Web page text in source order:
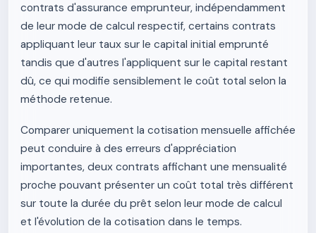
contrats d'assurance emprunteur, indépendamment
de leur mode de calcul respectif, certains contrats
appliquant leur taux sur le capital initial emprunté
tandis que d'autres l'appliquent sur le capital restant
dû, ce qui modifie sensiblement le coût total selon la
méthode retenue.
Comparer uniquement la cotisation mensuelle affichée
peut conduire à des erreurs d'appréciation
importantes, deux contrats affichant une mensualité
proche pouvant présenter un coût total très différent
sur toute la durée du prêt selon leur mode de calcul
et l'évolution de la cotisation dans le temps.